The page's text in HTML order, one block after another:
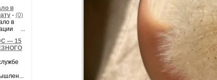
в
- (0)
в
...
— 15